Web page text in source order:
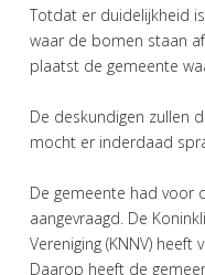
Totdat er duidelijkheid
waar de bomen staan
plaatst de gemeente
De deskundigen zullen
mocht er inderdaad
De gemeente had voor
aangevraagd. De
Vereniging (KNNV) heeft
Daarop heeft de